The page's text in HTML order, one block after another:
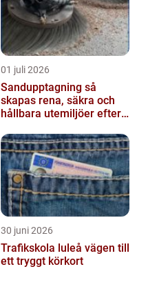
01 juli 2026
Sandupptagning så
skapas rena, säkra och
hållbara utemiljöer efter
30 juni 2026
Trafikskola luleå vägen till
ett tryggt körkort